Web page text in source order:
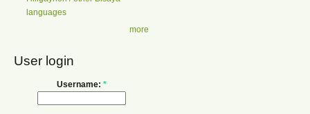
languages
more
User login
Username: *